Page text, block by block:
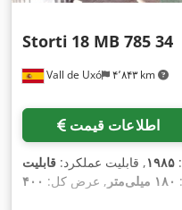
Vall de Uxó ۴٬۸۴۳ km
Storti 18 MB 785 34
اطلاعات قیمت
۱۹۸۵, قابلیت عملکرد: قابلیت
۱۸۰ میلی‌متر , عرض کل: ۴۰۰